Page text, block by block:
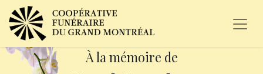
À la mémoire de